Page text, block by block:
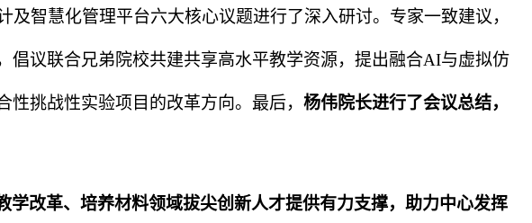
智慧化管理平台六大核心议题进行了深入研讨。专家一致建议，
议联合兄弟院校共建共享高水平教学资源，提出融合AI与虚拟仿
挑战性实验项目的改革方向。最后， 杨伟院长进行了会议总结，
学改革、培养材料领域拔尖创新人才提供有力支撑，助力中心发挥